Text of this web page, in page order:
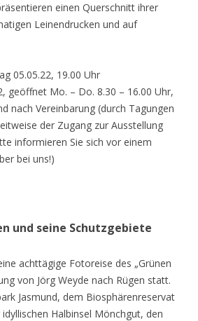
einen Querschnitt ihrer
Leinendrucken und auf
05.05.22, 19.00 Uhr
geöffnet Mo. – Do. 8.30 – 16.00 Uhr,
nach Vereinbarung (durch Tagungen
der Zugang zur Ausstellung
informieren Sie sich vor einem
bei uns!)
und seine Schutzgebiete
achttägige Fotoreise des „Grünen
von Jörg Weyde nach Rügen statt.
Jasmund, dem Biosphärenreservat
Halbinsel Mönchgut, den